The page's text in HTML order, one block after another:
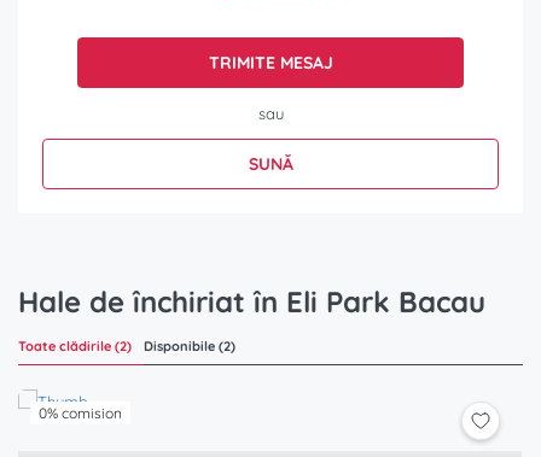
TRIMITE MESAJ
sau
SUNĂ
Hale de închiriat în Eli Park Bacau
Toate clădirile (2) Disponibile (2)
0% comision